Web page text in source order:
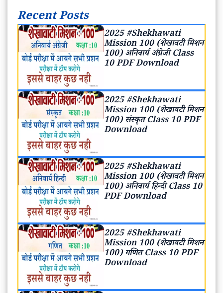
Recent Posts
2025 #Shekhawati
Mission 100 (शेखावटी मिशन
100) अनिवार्य अंग्रेजी Class
10 PDF Download
2025 #Shekhawati
Mission 100 (शेखावटी मिशन
100) संस्कृत Class 10 PDF
Download
2025 #Shekhawati
Mission 100 (शेखावटी मिशन
100) अनिवार्य हिन्दी Class 10
PDF Download
2025 #Shekhawati
Mission 100 (शेखावटी मिशन
100) गणित Class 10 PDF
Download